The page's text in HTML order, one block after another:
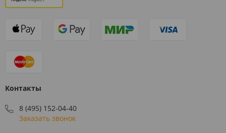
Контакты
8 (495) 152-04-40
Заказать звонок